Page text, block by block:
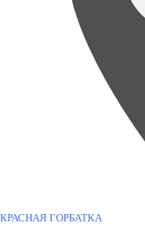
КРАСНАЯ ГОРБАТКА